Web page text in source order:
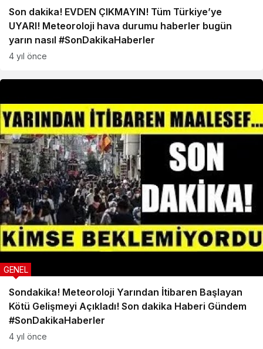
Son dakika! EVDEN ÇIKMAYIN! Tüm Türkiye’ye
UYARI! Meteoroloji hava durumu haberler bugün
yarın nasıl #SonDakikaHaberler
4 yıl önce
Sondakika! Meteoroloji Yarından İtibaren Başlayan
Kötü Gelişmeyi Açıkladı! Son dakika Haberi Gündem
#SonDakikaHaberler
GENEL
4 yıl önce